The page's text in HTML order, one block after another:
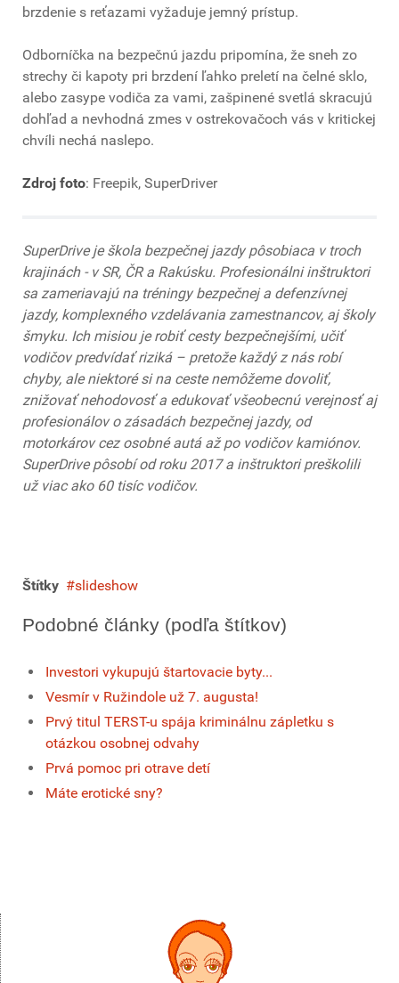
brzdenie s reťazami vyžaduje jemný prístup.
Odborníčka na bezpečnú jazdu pripomína, že sneh zo
strechy či kapoty pri brzdení ľahko preletí na čelné sklo,
alebo zasype vodiča za vami, zašpinené svetlá skracujú
dohľad a nevhodná zmes v ostrekovačoch vás v kritickej
chvíli nechá naslepo.
Zdroj foto: Freepik, SuperDriver
SuperDrive je škola bezpečnej jazdy pôsobiaca v troch
krajinách - v SR, ČR a Rakúsku. Profesionálni inštruktori
sa zameriavajú na tréningy bezpečnej a defenzívnej
jazdy, komplexného vzdelávania zamestnancov, aj školy
šmyku. Ich misiou je robiť cesty bezpečnejšími, učiť
vodičov predvídať riziká – pretože každý z nás robí
chyby, ale niektoré si na ceste nemôžeme dovoliť,
znižovať nehodovosť a edukovať všeobecnú verejnosť aj
profesionálov o zásadách bezpečnej jazdy, od
motorkárov cez osobné autá až po vodičov kamiónov.
SuperDrive pôsobí od roku 2017 a inštruktori preškolili
už viac ako 60 tisíc vodičov.
Štítky slideshow
Podobné články (podľa štítkov)
Investori vykupujú štartovacie byty...
Vesmír v Ružindole už 7. augusta!
Prvý titul TERST-u spája kriminálnu zápletku s
otázkou osobnej odvahy
Prvá pomoc pri otrave detí
Máte erotické sny?